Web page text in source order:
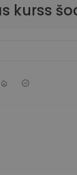
kurss